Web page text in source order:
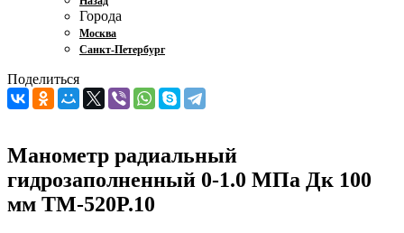
Города
Москва
Санкт-Петербург
Поделиться
Манометр радиальный
гидрозаполненный 0-1.0 МПа Дк 100
мм ТМ-520P.10